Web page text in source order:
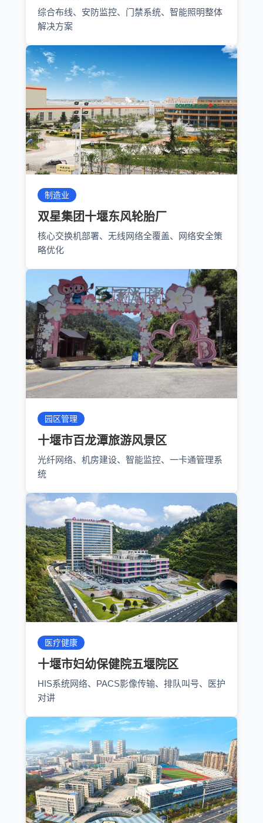
综合布线、安防监控、门禁系统、智能照明整体
解决方案
制造业
双星集团十堰东风轮胎厂
核心交换机部署、无线网络全覆盖、网络安全策
略优化
园区管理
十堰市百龙潭旅游风景区
光纤网络、机房建设、智能监控、一卡通管理系
统
医疗健康
十堰市妇幼保健院五堰院区
HIS系统网络、PACS影像传输、排队叫号、医护
对讲